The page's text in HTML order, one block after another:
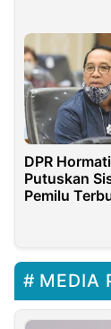
DPR
Putuskan
Pemilu
MEDIA